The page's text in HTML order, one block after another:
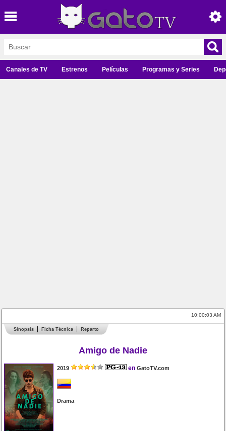
Canales de TV Estrenos Películas Programas y Series
10:00:03 AM
Sinopsis Ficha Técnica Reparto
Amigo de Nadie
2019 en GatoTV.com
Drama